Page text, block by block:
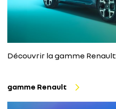
Découvrir la gamme Renault
gamme Renault